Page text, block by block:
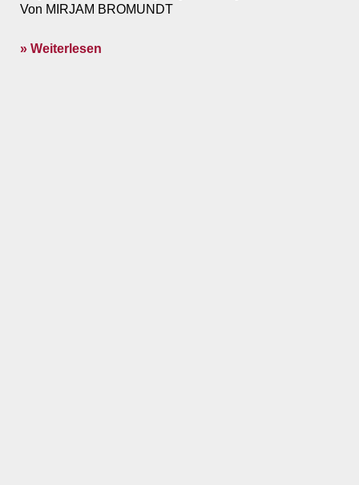
Von MIRJAM BROMUNDT
» Weiterlesen